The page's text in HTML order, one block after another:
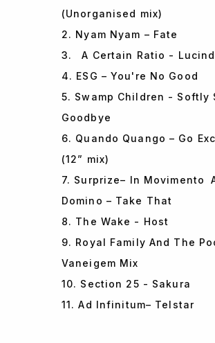
(Unorganised mix)
2. Nyam Nyam – Fate
3. A Certain Ratio -
4. ESG – You're No Good
5. Swamp Children - Softly
Goodbye
6. Quando Quango – Go
(12” mix)
7. Surprize– In Movimento
Domino – Take That
8. The Wake - Host
9. Royal Family And The
Vaneigem Mix
10. Section 25 - Sakura
11. Ad Infinitum– Telstar